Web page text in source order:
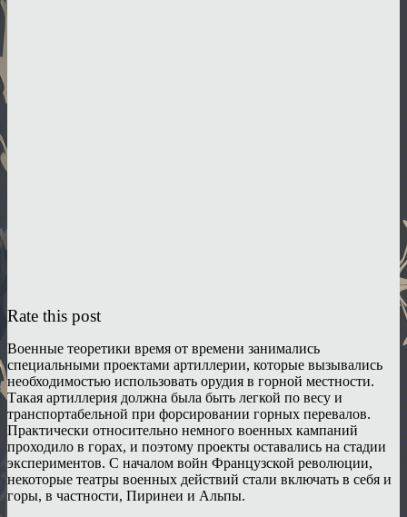
Rate this post
Военные теоретики время от времени занимались
специальными проектами артиллерии, которые вызывались
необходимостью использовать орудия в горной местности.
Такая артиллерия должна была быть легкой по весу и
транспортабельной при форсировании горных перевалов.
Практически относительно немного военных кампаний
проходило в горах, и поэтому проекты оставались на стадии
экспериментов. С началом войн Французской революции,
некоторые театры военных действий стали включать в себя и
горы, в частности, Пиринеи и Альпы.